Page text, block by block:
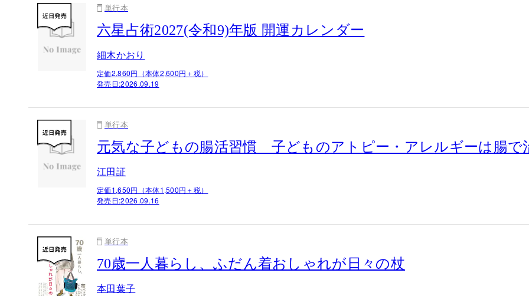
単行本
六星占術2027(令和9)年版 開運カレンダー
細木かおり
定価2,860円（本体2,600円＋税）
発売日:2026.09.19
単行本
元気な子どもの腸活習慣 子どものアトピー・アレルギーは腸で
江田証
定価1,650円（本体1,500円＋税）
発売日:2026.09.16
単行本
70歳一人暮らし、ふだん着おしゃれが日々の杖
本田葉子